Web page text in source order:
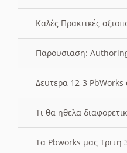
Καλές Πρακτικές
Παρουσιαση:
Δευτερα 12-3 PbWorks
Τι θα ηθελα
Τα Pbworks μας Τριτη